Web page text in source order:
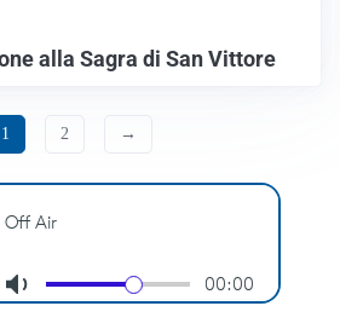
alla Sagra di San Vittore
1 2 →